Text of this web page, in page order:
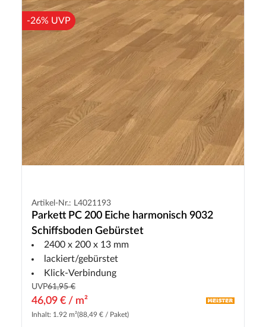
-26% UVP
Artikel-Nr.: L4021193
Parkett PC 200 Eiche harmonisch 9032
Schiffsboden Gebürstet
2400 x 200 x 13 mm
lackiert/gebürstet
Klick-Verbindung
UVP61,95 €
46,09 € / m²
Inhalt: 1.92 m²(88,49 € / Paket)